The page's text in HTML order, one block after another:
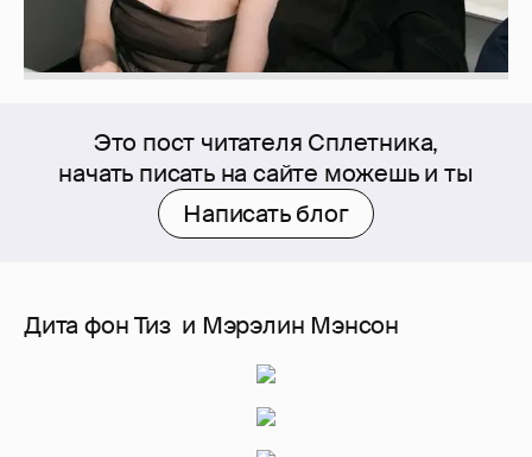
Это пост читателя Сплетника,
начать писать на сайте можешь и ты
Написать блог
Дита фон Тиз и Мэрэлин Мэнсон